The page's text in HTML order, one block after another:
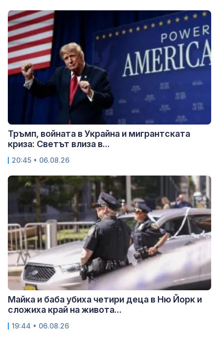
Тръмп, войната в Украйна и мигрантската
криза: Светът влиза в...
20:45 • 06.08.26
Майка и баба убиха четири деца в Ню Йорк и
сложиха край на живота...
19:44 • 06.08.26